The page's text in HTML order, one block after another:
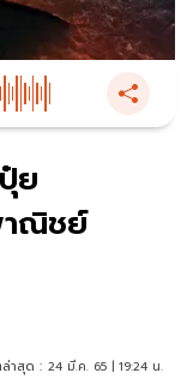
ย
ณิชย์
าสุด : 24 มี.ค. 65 | 19:24 น.